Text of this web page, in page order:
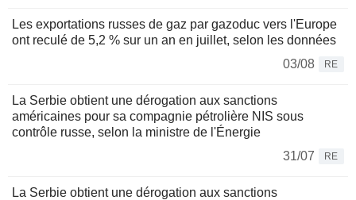
Les exportations russes de gaz par gazoduc vers l'Europe
ont reculé de 5,2 % sur un an en juillet, selon les données
03/08
RE
La Serbie obtient une dérogation aux sanctions
américaines pour sa compagnie pétrolière NIS sous
contrôle russe, selon la ministre de l'Énergie
31/07
RE
La Serbie obtient une dérogation aux sanctions